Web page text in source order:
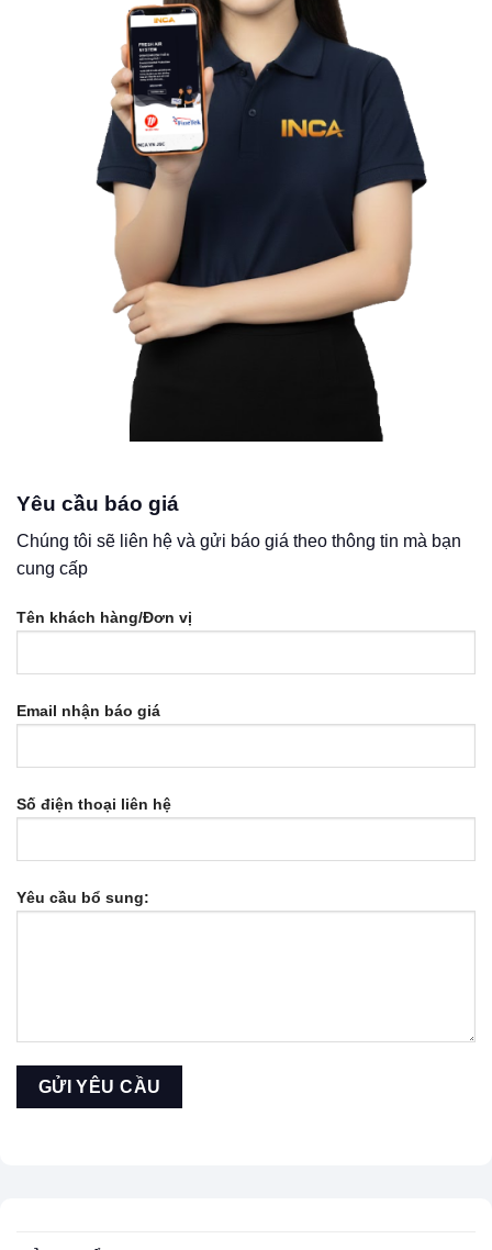
Yêu cầu báo giá
Chúng tôi sẽ liên hệ và gửi báo giá theo thông tin mà bạn
cung cấp
Tên khách hàng/Đơn vị
Email nhận báo giá
Số điện thoại liên hệ
Yêu cầu bổ sung: